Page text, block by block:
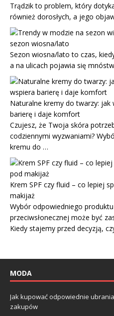
Trądzik to problem, który
również dorosłych, a jego
sezon wiosna/lato
Sezon wiosna/lato to czas,
a na ulicach pojawia się
Naturalne kremy do twarzy: jak
barierę i daje komfort
Czujesz, że Twoja skóra
codziennymi wyzwaniami?
kremu do …
Krem SPF czy fluid – co lepiej
makijaż
Wybór odpowiedniego
przeciwsłonecznej może być
Kiedy stajemy przed decyzją,
MODA
Jak kupować odpowiednie
zakupów